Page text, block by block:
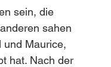
sein, die
sahen
und Maurice,
hat. Nach der